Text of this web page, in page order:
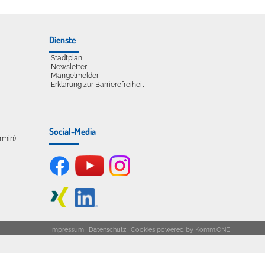
Dienste
Stadtplan
Newsletter
Mängelmelder
Erklärung zur Barrierefreiheit
Social-Media
Impressum Datenschutz Cookies powered by Komm.ONE